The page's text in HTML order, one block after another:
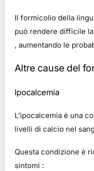
Il formicolio della
può rendere difficile
, aumentando le
Altre cause del
Ipocalcemia
L’ipocalcemia è una
livelli di calcio nel
Questa condizione è
sintomi :